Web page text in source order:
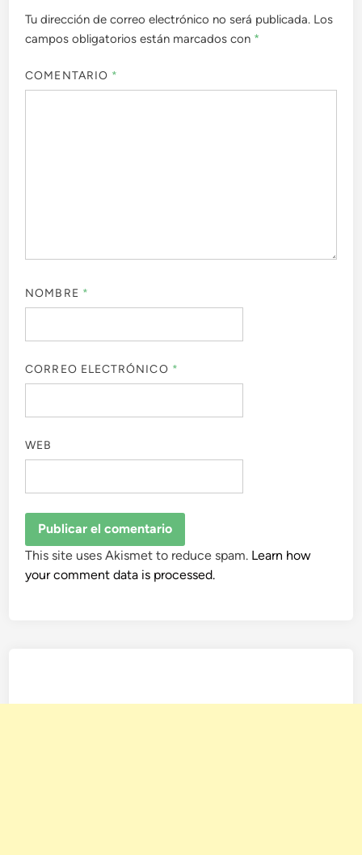
Tu dirección de correo electrónico no será publicada. Los
campos obligatorios están marcados con *
COMENTARIO *
NOMBRE *
CORREO ELECTRÓNICO *
WEB
This site uses Akismet to reduce spam. Learn how
your comment data is processed.